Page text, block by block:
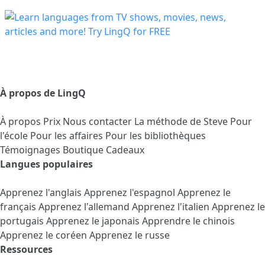
À propos de LingQ
À propos Prix Nous contacter La méthode de Steve Pour
l'école Pour les affaires Pour les bibliothèques
Témoignages Boutique Cadeaux
Langues populaires
Apprenez l'anglais Apprenez l'espagnol Apprenez le
français Apprenez l'allemand Apprenez l'italien Apprenez le
portugais Apprenez le japonais Apprendre le chinois
Apprenez le coréen Apprenez le russe
Ressources